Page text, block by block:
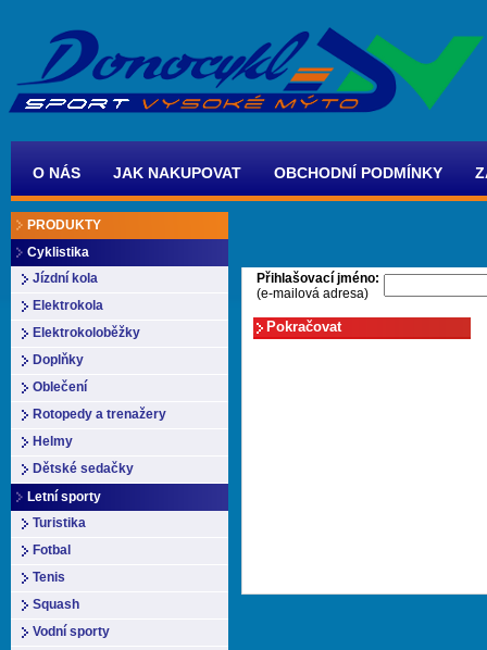
O NÁS JAK NAKUPOVAT OBCHODNÍ PODMÍNKY
PRODUKTY
Cyklistika
Jízdní kola
Elektrokola
Elektrokoloběžky
Doplňky
Oblečení
Rotopedy a trenažery
Helmy
Dětské sedačky
Letní sporty
Turistika
Fotbal
Tenis
Squash
Vodní sporty
Přihlašovací jméno:
(e-mailová adresa)